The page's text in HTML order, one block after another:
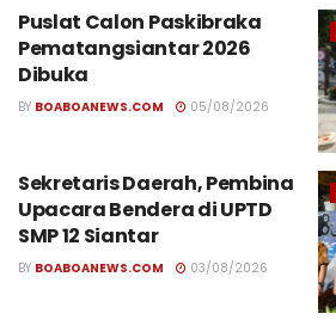
Puslat Calon Paskibraka
Pematangsiantar 2026
Dibuka
BY BOABOANEWS.COM 05/08/2026
Sekretaris Daerah, Pembina
Upacara Bendera di UPTD
SMP 12 Siantar
BY BOABOANEWS.COM 03/08/2026